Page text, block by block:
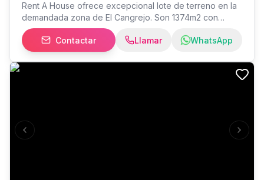
Rent A House ofrece excepcional lote de terreno en la
demandada zona de El Cangrejo. Son 1374m2 con
zonificación Mixta de Alta Densidad. Ideal para
desarrollo de edificio dada la ubicación, tamaño y
zonificación del terreno. Accseso desde 2 calles
diferentes. Cerca de todo.Contacte a un Asesor de
Contactar Llamar WhatsApp
Previous slide Next